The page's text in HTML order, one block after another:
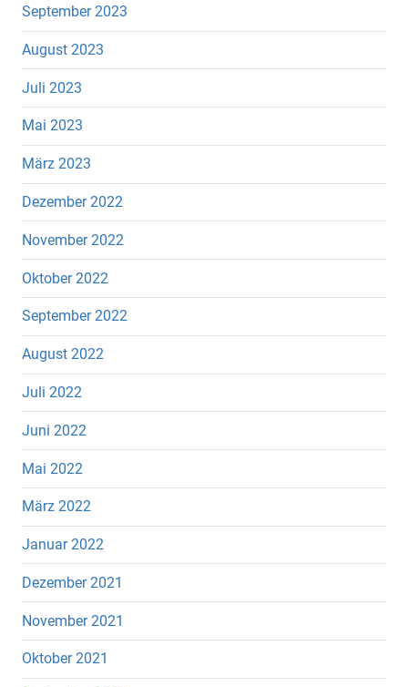
September 2023
August 2023
Juli 2023
Mai 2023
März 2023
Dezember 2022
November 2022
Oktober 2022
September 2022
August 2022
Juli 2022
Juni 2022
Mai 2022
März 2022
Januar 2022
Dezember 2021
November 2021
Oktober 2021